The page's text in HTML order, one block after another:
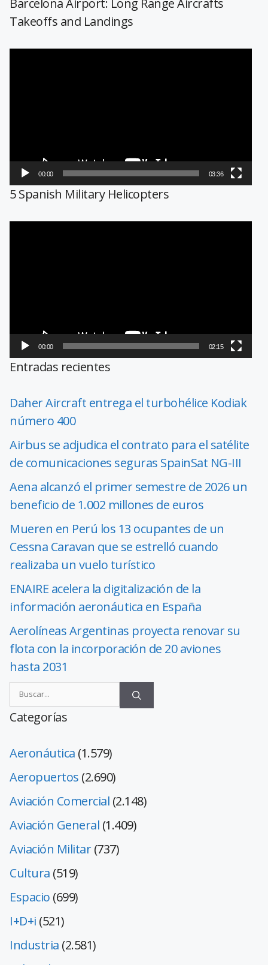
Barcelona Airport: Long Range Aircrafts
Takeoffs and Landings
00:00 03:36
5 Spanish Military Helicopters
00:00 02:15
Entradas recientes
Daher Aircraft entrega el turbohélice Kodiak
número 400
Airbus se adjudica el contrato para el satélite
de comunicaciones seguras SpainSat NG-III
Aena alcanzó el primer semestre de 2026 un
beneficio de 1.002 millones de euros
Mueren en Perú los 13 ocupantes de un
Cessna Caravan que se estrelló cuando
realizaba un vuelo turístico
ENAIRE acelera la digitalización de la
información aeronáutica en España
Aerolíneas Argentinas proyecta renovar su
flota con la incorporación de 20 aviones
hasta 2031
Categorías
Aeronáutica (1.579)
Aeropuertos (2.690)
Aviación Comercial (2.148)
Aviación General (1.409)
Aviación Militar(737)
Cultura (519)
Espacio (699)
I+D+i (521)
Industria (2.581)